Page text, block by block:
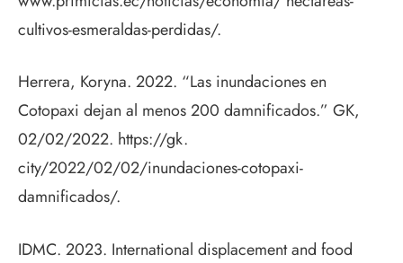
cultivos-esmeraldas-perdidas/.
Herrera, Koryna. 2022. “Las inundaciones en
Cotopaxi dejan al menos 200 damnificados.” GK,
02/02/2022. https://gk.
city/2022/02/02/inundaciones-cotopaxi-
damnificados/.
IDMC. 2023. International displacement and food